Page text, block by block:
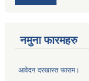
नमुना फारमहरु
आवेदन दरखास्त फाराम।